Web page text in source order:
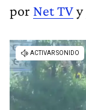
por Net TVy